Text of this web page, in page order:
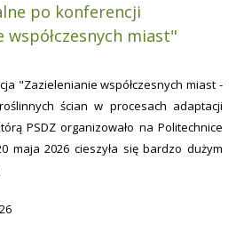
po konferencji
współczesnych miast"
"Zazielenianie współczesnych miast -
ścian w procesach adaptacji
PSDZ organizowało na Politechnice
maja 2026 cieszyła się bardzo dużym